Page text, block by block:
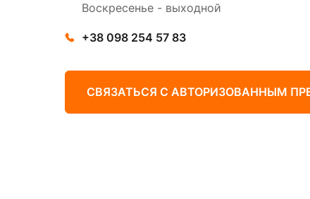
Воскресенье - выходной
+38 098 254 57 83
СВЯЗАТЬСЯ С АВТОРИЗОВАННЫМ